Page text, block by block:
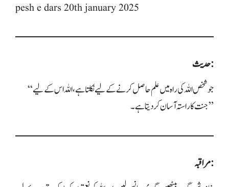
pesh e dars 20th january 2025
حدیث:
“جو شخص اللہ کی راہ میں علم حاصل کرنے کے لیے نکلتا ہے، اللہ اس کے لیے
جنت کا راستہ آسان کر دیتا ہے۔”
مراقبہ: